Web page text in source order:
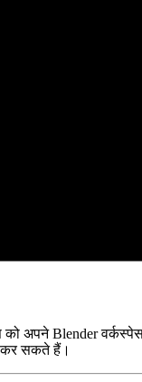
अपने Blender
सकते हैं।